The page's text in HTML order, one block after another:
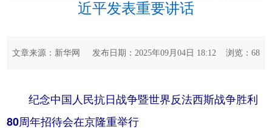
近平发表重要讲话
文章来源：新华网 发布日期：2025年09月04日 18:12 浏览： 68
纪念中国人民抗日战争暨世界反法西斯战争胜利
80周年招待会在京隆重举行